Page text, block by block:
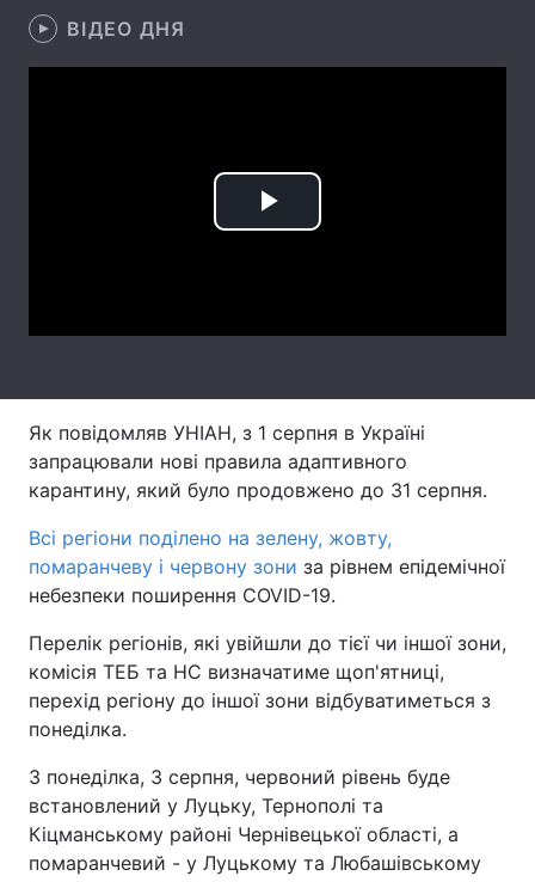
Цікавинки
Статті
Послуги
Тема оформлення
ВІДЕО ДНЯ
Play
Як повідомляв УНІАН, з 1 серпня в Україні
запрацювали нові правила адаптивного
карантину, який було продовжено до 31 серпня.
Всі регіони поділено на зелену, жовту,
помаранчеву і червону зони за рівнем епідемічної
небезпеки поширення COVID-19.
Перелік регіонів, які увійшли до тієї чи іншої зони,
комісія ТЕБ та НС визначатиме щоп'ятниці,
перехід регіону до іншої зони відбуватиметься з
понеділка.
З понеділка, 3 серпня, червоний рівень буде
встановлений у Луцьку, Тернополі та
Кіцманському районі Чернівецької області, а
помаранчевий - у Луцькому та Любашівському